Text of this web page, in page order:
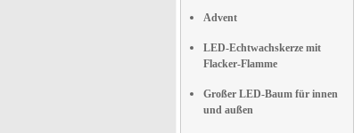
Advent
LED-Echtwachskerze mit
Flacker-Flamme
Großer LED-Baum für innen
und außen